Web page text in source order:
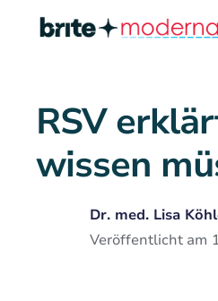
RSV
wissen
Dr. med. Lisa
Veröffentlicht am